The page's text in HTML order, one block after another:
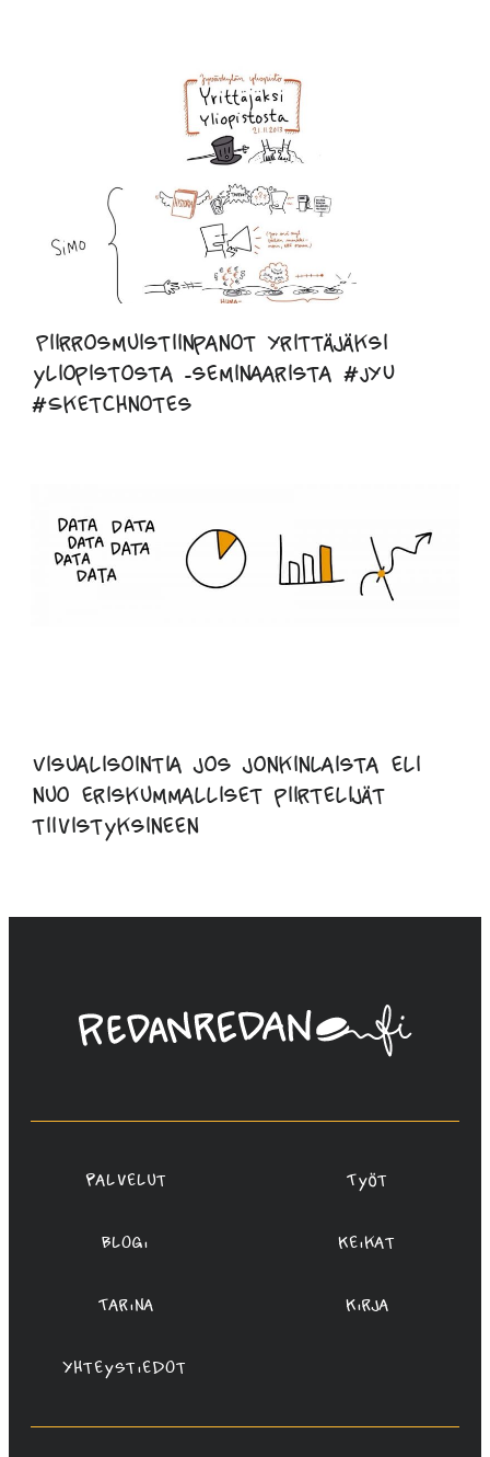
Piirrosmuistiinpanot Yrittäjäksi
yliopistosta -seminaarista #JYU
#Sketchnotes
Visualisointia jos jonkinlaista eli
nuo eriskummalliset piirtelijät
tiivistyksineen
Linda
Saukko-
Oy
Palvelut Työt
Blogi Keikat
Tarina Kirja
Yhteystiedot